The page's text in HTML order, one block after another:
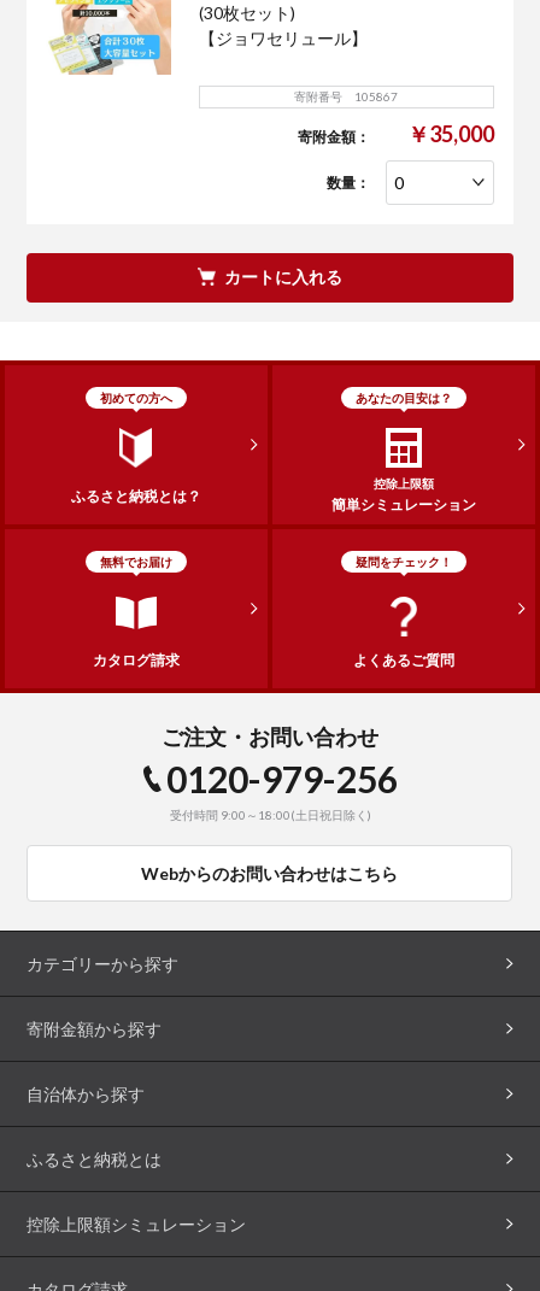
(30枚セット)
【ジョワセリュール】
寄附番号 105867
寄附金額： ￥35,000
数量：
カートに入れる
初めての方へ
ふるさと納税とは？
あなたの目安は？
控除上限額
簡単シミュレーション
無料でお届け
カタログ請求
疑問をチェック！
よくあるご質問
ご注文・お問い合わせ
0120-979-256
受付時間 9:00～18:00(土日祝日除く)
Webからのお問い合わせはこちら
カテゴリーから探す
寄附金額から探す
自治体から探す
ふるさと納税とは
控除上限額シミュレーション